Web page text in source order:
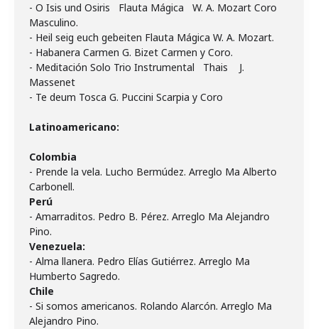
- O Isis und Osiris Flauta Mágica W. A. Mozart Coro
Masculino.
- Heil seig euch gebeiten Flauta Mágica W. A. Mozart.
- Habanera Carmen G. Bizet Carmen y Coro.
- Meditación Solo Trio Instrumental Thais J.
Massenet
- Te deum Tosca G. Puccini Scarpia y Coro
Latinoamericano:
Colombia
- Prende la vela. Lucho Bermúdez. Arreglo Ma Alberto
Perú
- Amarraditos. Pedro B. Pérez. Arreglo Ma Alejandro
Venezuela:
- Alma llanera. Pedro Elías Gutiérrez. Arreglo Ma
Chile
- Si somos americanos. Rolando Alarcón. Arreglo Ma
Alejandro Pino.